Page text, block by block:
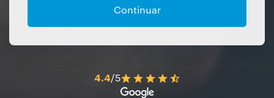
Continuar
4.4/5